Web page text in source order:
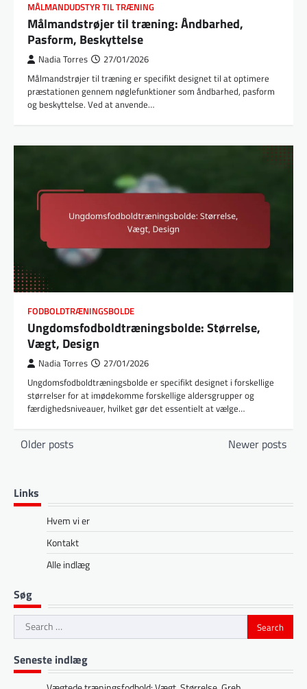
MÅLMANDUDSTYR TIL TRÆNING
Målmandstrøjer til træning: Åndbarhed,
Pasform, Beskyttelse
Nadia Torres 27/01/2026
Målmandstrøjer til træning er specifikt designet til at optimere
præstationen gennem nøglefunktioner som åndbarhed, pasform
og beskyttelse. Ved at anvende…
FODBOLDTRÆNINGSBOLDE
Ungdomsfodboldtræningsbolde: Størrelse,
Vægt, Design
Nadia Torres 27/01/2026
Ungdomsfodboldtræningsbolde er specifikt designet i forskellige
størrelser for at imødekomme forskellige aldersgrupper og
færdighedsniveauer, hvilket gør det essentielt at vælge…
Posts
Older posts Newer posts
Links
Hvem vi er
Kontakt
Alle indlæg
Søg
Search
for:
Seneste indlæg